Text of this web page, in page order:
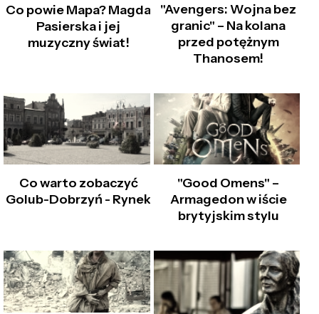
Co powie Mapa? Magda
Pasierska i jej
muzyczny świat!
"Avengers: Wojna bez
granic" – Na kolana
przed potężnym
Thanosem!
Co warto zobaczyć
Golub-Dobrzyń - Rynek
"Good Omens" –
Armagedon w iście
brytyjskim stylu